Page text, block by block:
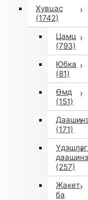
Хувцас
(1742)
Цамц
(793)
Юбка
(81)
Өмд
(151)
(171)
даашинз
(257)
Жакет
ба